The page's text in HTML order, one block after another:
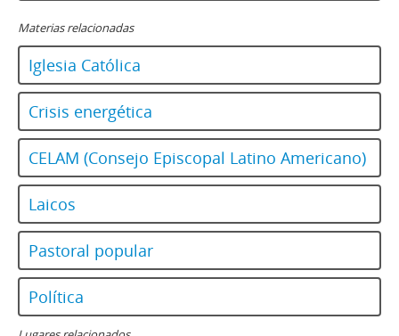
Materias relacionadas
Iglesia Católica
Crisis energética
CELAM (Consejo Episcopal Latino Americano)
Laicos
Pastoral popular
Política